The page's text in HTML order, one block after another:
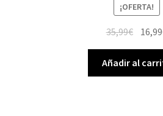
¡OFERTA!
35,99€ El
era:
16,99
Añadir al